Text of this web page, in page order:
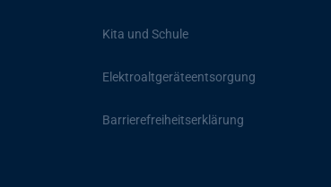
Kita und Schule
Elektroaltgeräteentsorgung
Barrierefreiheitserklärung